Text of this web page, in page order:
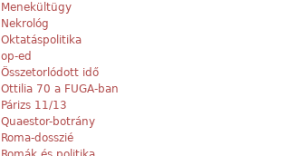
Menekültügy
Nekrológ
Oktatáspolitika
op-ed
Összetorlódott idő
Ottilia 70 a FUGA-ban
Párizs 11/13
Quaestor-botrány
Roma-dosszié